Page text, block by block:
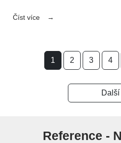
Číst více
1 2 3 4
Další
Reference -